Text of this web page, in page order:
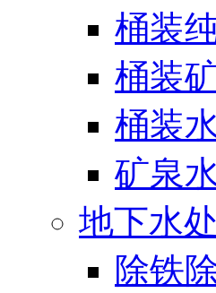
桶装
桶装
桶装
矿泉
地下水
除铁